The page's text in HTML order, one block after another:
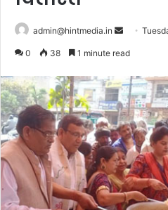
admin@hintmedia.in
Send
0 38 1 minute read